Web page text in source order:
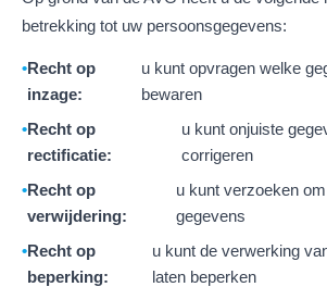
betrekking tot uw persoonsgegevens:
Recht op
inzage:
u kunt opvragen welke
bewaren
Recht op
rectificatie:
u kunt onjuiste
corrigeren
Recht op
verwijdering:
u kunt verzoeken
gegevens
Recht op
beperking:
u kunt de verwerking
laten beperken